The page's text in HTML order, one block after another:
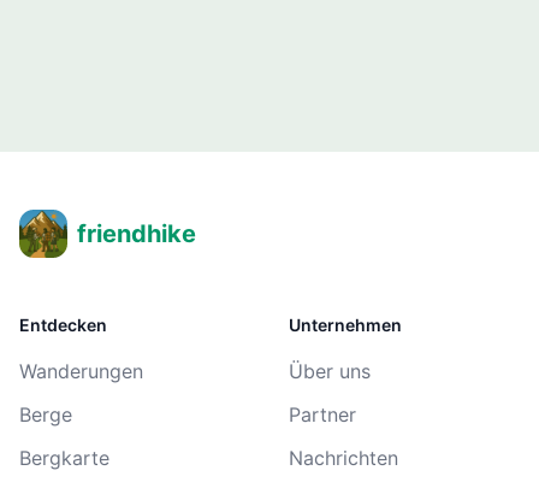
friendhike
Entdecken
Wanderungen
Berge
Bergkarte
Unternehmen
Über uns
Partner
Nachrichten